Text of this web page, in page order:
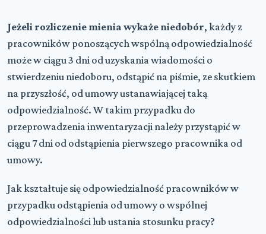
Jeżeli rozliczenie mienia wykaże niedobór, każdy z
pracowników ponoszących wspólną odpowiedzialność
może w ciągu 3 dni od uzyskania wiadomości o
stwierdzeniu niedoboru, odstąpić na piśmie, ze skutkiem
na przyszłość, od umowy ustanawiającej taką
odpowiedzialność. W takim przypadku do
przeprowadzenia inwentaryzacji należy przystąpić w
ciągu 7 dni od odstąpienia pierwszego pracownika od
umowy.
Jak kształtuje się odpowiedzialność pracowników w
przypadku odstąpienia od umowy o wspólnej
odpowiedzialności lub ustania stosunku pracy?